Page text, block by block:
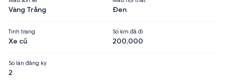
Vàng Trắng Đen
Tình trạng
Xe cũ
Số km đã đi
200,000
Số lần đăng ký
2